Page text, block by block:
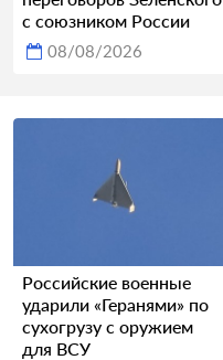
с союзником России
08/08/2026
Российские военные
ударили «Геранями» по
сухогрузу с оружием
для ВСУ